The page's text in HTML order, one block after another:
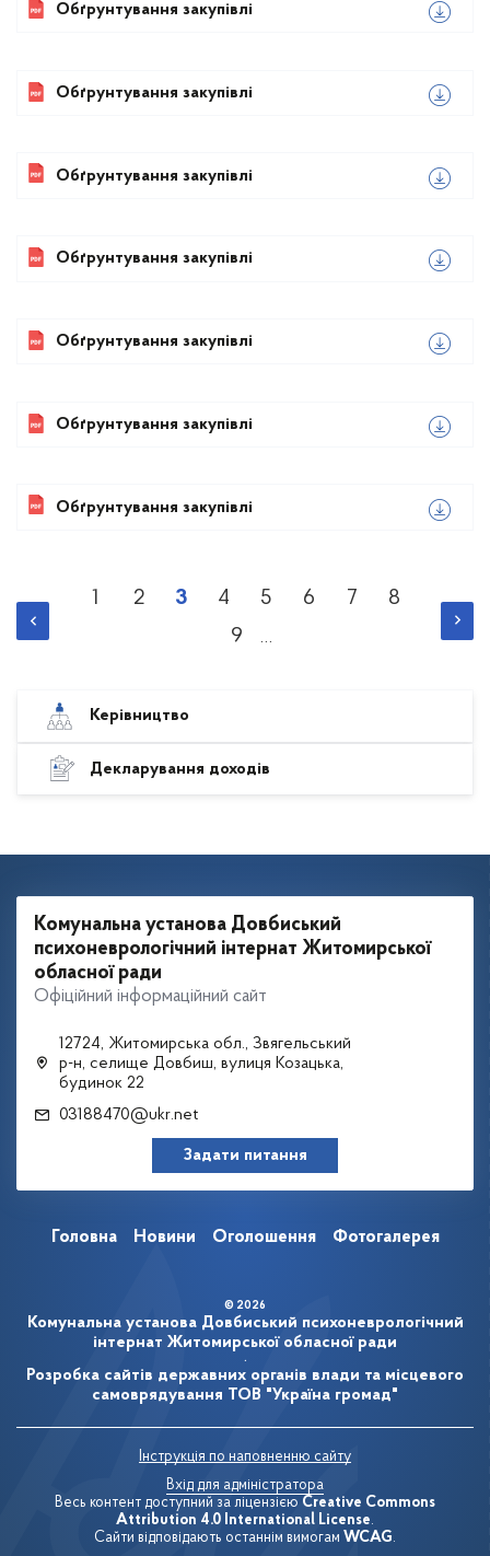
Обґрунтування закупівлі
Обґрунтування закупівлі
Обґрунтування закупівлі
Обґрунтування закупівлі
Обґрунтування закупівлі
Обґрунтування закупівлі
Обґрунтування закупівлі
Розбивка
на
сторінки
Сторінка
1
Сторінка
2
Поточна
сторінка
3
Сторінка
4
Сторінка
5
Сторінка
6
Сторінка
7
Сторінка
8
Сторінка
9 …
Керівництво
Декларування доходів
Комунальна установа Довбиський
психоневрологічний інтернат Житомирської
обласної ради
Офіційний інформаційний сайт
12724, Житомирська обл., Звягельський
р-н, селище Довбиш, вулиця Козацька,
будинок 22
03188470@ukr.net
Задати питання
Головна Новини Оголошення Фотогалерея
© 2026
Комунальна установа Довбиський психоневрологічний
інтернат Житомирської обласної ради
.
Розробка сайтів державних органів влади та місцевого
самоврядування ТОВ "Україна громад"
Інструкція по наповненню сайту
Вхід для адміністратора
Весь контент доступний за ліцензією Creative Commons
Attribution 4.0 International License.
Сайти відповідають останнім вимогам WCAG.